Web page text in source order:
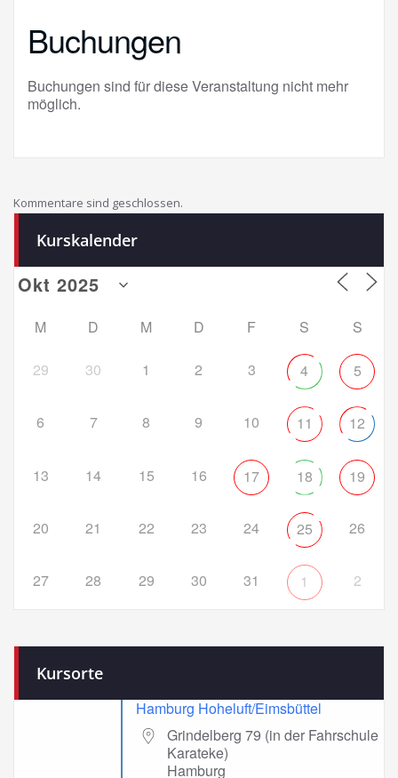
Buchungen
Buchungen sind für diese Veranstaltung nicht mehr
möglich.
Kommentare sind geschlossen.
Kurskalender
M D M D F S S
29 30 1 2 3 4 5
6 7 8 9 10 11 12
13 14 15 16 17 18 19
20 21 22 23 24 25 26
27 28 29 30 31 1 2
Kursorte
Hamburg Hoheluft/Eimsbüttel
Grindelberg 79 (in der Fahrschule
Karateke)
Hamburg